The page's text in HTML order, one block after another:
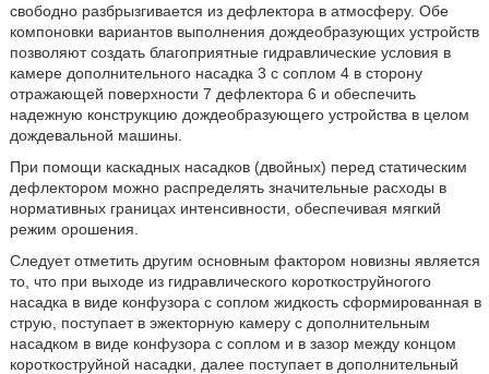
свободно разбрызгивается из дефлектора в атмосферу. Обе
компоновки вариантов выполнения дождеобразующих устройств
позволяют создать благоприятные гидравлические условия в
камере дополнительного насадка 3 с соплом 4 в сторону
отражающей поверхности 7 дефлектора 6 и обеспечить
надежную конструкцию дождеобразующего устройства в целом
дождевальной машины.
При помощи каскадных насадков (двойных) перед статическим
дефлектором можно распределять значительные расходы в
нормативных границах интенсивности, обеспечивая мягкий
режим орошения.
Следует отметить другим основным фактором новизны является
то, что при выходе из гидравлического короткоструйногого
насадка в виде конфузора с соплом жидкость сформированная в
струю, поступает в эжекторную камеру с дополнительным
насадком в виде конфузора с соплом и в зазор между концом
короткоструйной насадки, далее поступает в дополнительный